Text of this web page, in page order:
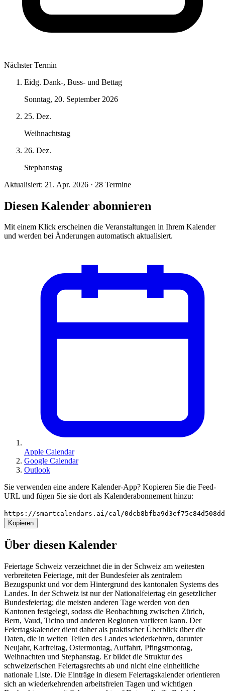
Nächster Termin
Eidg. Dank-, Buss- und Bettag
Sonntag, 20. September 2026
25. Dez.
Weihnachtstag
26. Dez.
Stephanstag
Aktualisiert: 21. Apr. 2026 · 28 Termine
Diesen Kalender abonnieren
Mit einem Klick erscheinen die Veranstaltungen in Ihrem Kalender
und werden bei Änderungen automatisch aktualisiert.
Apple Calendar
Google Calendar
Outlook
Sie verwenden eine andere Kalender-App? Kopieren Sie die Feed-
URL und fügen Sie sie dort als Kalenderabonnement hinzu:
https://smartcalendars.ai/cal/
Kopieren
Über diesen Kalender
Feiertage Schweiz verzeichnet die in der Schweiz am weitesten
verbreiteten Feiertage, mit der Bundesfeier als zentralem
Bezugspunkt und vor dem Hintergrund des kantonalen Systems des
Landes. In der Schweiz ist nur der Nationalfeiertag ein gesetzlicher
Bundesfeiertag; die meisten anderen Tage werden von den
Kantonen festgelegt, sodass die Beobachtung zwischen Zürich,
Bern, Vaud, Ticino und anderen Regionen variieren kann. Der
Feiertagskalender dient daher als praktischer Überblick über die
Daten, die in weiten Teilen des Landes wiederkehren, darunter
Neujahr, Karfreitag, Ostermontag, Auffahrt, Pfingstmontag,
Weihnachten und Stephanstag. Er bildet die Struktur des
schweizerischen Feiertagsrechts ab und nicht eine einheitliche
nationale Liste. Die Einträge in diesem Feiertagskalender orientieren
sich an wiederkehrenden arbeitsfreien Tagen und wichtigen